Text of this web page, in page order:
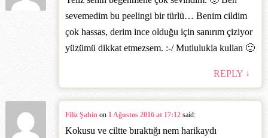
sevemedim bu peelingi bir türlü… Benim cildim
çok hassas, derim ince olduğu için sanırım çiziyor
yüzümü dikkat etmezsem. :-/ Mutlulukla kullan 🙂
REPLY ↓
Filiz Şahin on 1 Ağustos 2016 at 17:12 said:
Kokusu ve ciltte bıraktığı nem harikaydı